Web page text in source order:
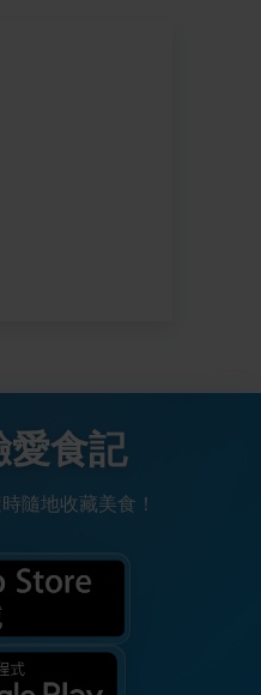
愛食記
隨地收藏美食！